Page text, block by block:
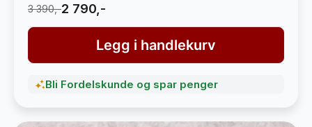
3 390,-2 790,-
Legg i handlekurv
Bli Fordelskunde og spar penger